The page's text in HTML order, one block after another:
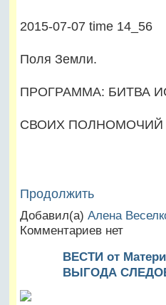
2015-07-07 time 14_56
Поля Земли.
ПРОГРАММА: БИТВА
СВОИХ ПОЛНОМОЧИЙ
Продолжить
Добавил(а) Алена
Комментариев нет
ВЕСТИ от
ВЫГОДА